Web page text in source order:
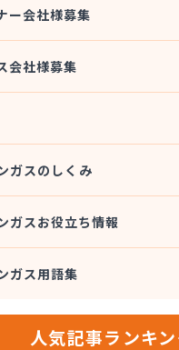
ニッツー
フィールドアップ
みとま商会
クノ
ムロミ
因幡燃料商会
興エナジー
液化ガス
村商会
解放ガスセンター
ー会社様募集
会社様募集
ガスのしくみ
ガスお役立ち情報
ガス用語集
人気記事ランキ